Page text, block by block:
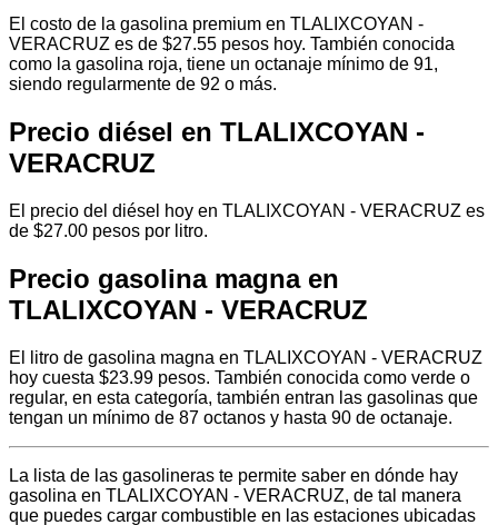
El costo de la gasolina premium en TLALIXCOYAN -
VERACRUZ es de $27.55 pesos hoy. También conocida
como la gasolina roja, tiene un octanaje mínimo de 91,
siendo regularmente de 92 o más.
Precio diésel en TLALIXCOYAN -
VERACRUZ
El precio del diésel hoy en TLALIXCOYAN - VERACRUZ es
de $27.00 pesos por litro.
Precio gasolina magna en
TLALIXCOYAN - VERACRUZ
El litro de gasolina magna en TLALIXCOYAN - VERACRUZ
hoy cuesta $23.99 pesos. También conocida como verde o
regular, en esta categoría, también entran las gasolinas que
tengan un mínimo de 87 octanos y hasta 90 de octanaje.
La lista de las gasolineras te permite saber en dónde hay
gasolina en TLALIXCOYAN - VERACRUZ, de tal manera
que puedes cargar combustible en las estaciones ubicadas